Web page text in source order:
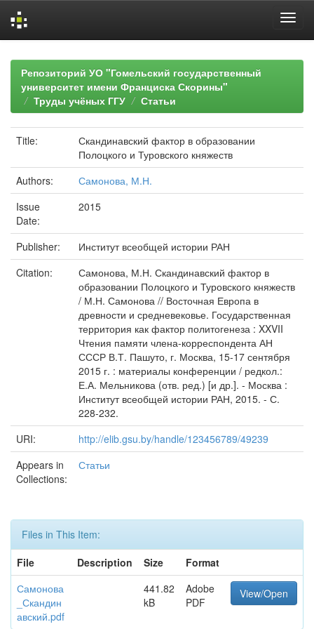
navigationРепозиторий УО "Гомельский государственный
университет имени Франциска Скорины"
Труды учёных ГГУ
Статьи
Title:
Скандинавский фактор в образовании
Полоцкого и Туровского княжеств
Authors:
Самонова, М.Н.
Issue
Date:
2015
Publisher:
Институт всеобщей истории РАН
Citation:
Самонова, М.Н. Скандинавский фактор в
образовании Полоцкого и Туровского княжеств
/ М.Н. Самонова // Восточная Европа в
древности и средневековье. Государственная
территория как фактор политогенеза : XXVII
Чтения памяти члена-корреспондента АН
СССР В.Т. Пашуто, г. Москва, 15-17 сентября
2015 г. : материалы конференции / редкол.:
Е.А. Мельникова (отв. ред.) [и др.]. - Москва :
Институт всеобщей истории РАН, 2015. - С.
228-232.
URI:
http://elib.gsu.by/handle/123456789/49239
Appears in
Collections:
Статьи
Files in This Item:
File
Description Size
Format
Самонова
_Скандин
авский.pdf
441.82
kB
Adobe
PDF
View/Open